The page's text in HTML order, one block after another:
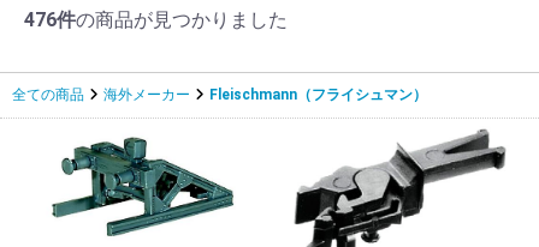
476件の商品が見つかりました
全ての商品 海外メーカー Fleischmann（フライシュマン）